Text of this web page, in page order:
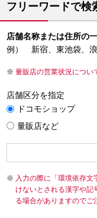
フリーワードで検
店舗名称または住所の
例） 新宿、東池袋、
量販店の営業状況につい
店舗区分を指定
ドコモショップ
量販店など
入力の際に「環境依存
けないとされる漢字や記
る場合がありますのでご